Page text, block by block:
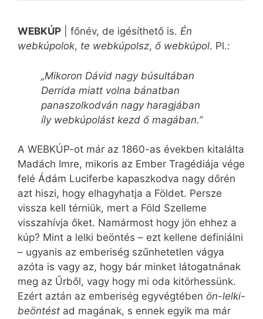
WEBKÚP | főnév, de igésíthető is. Én
webkúpolok, te webkúpolsz, ő webkúpol. Pl.:
„Mikoron Dávid nagy búsultában
Derrida miatt volna bánatban
panaszolkodván nagy haragjában
íly webkúpolást kezd ő magában.”
A WEBKÚP-ot már az 1860-as években kitalálta
Madách Imre, mikoris az Ember Tragédiája vége
felé Ádám Luciferbe kapaszkodva nagy dőrén
azt hiszi, hogy elhagyhatja a Földet. Persze
vissza kell térniük, mert a Föld Szelleme
visszahívja őket. Namármost hogy jön ehhez a
kúp? Mint a lelki beöntés – ezt kellene definiálni
– ugyanis az emberiség szűnhetetlen vágya
azóta is vagy az, hogy bár minket látogatnának
meg az Űrből, vagy hogy mi oda kitörhessünk.
Ezért aztán az emberiség egyvégtében ön-lelki-
beöntést ad magának, s ennek egyik ma már